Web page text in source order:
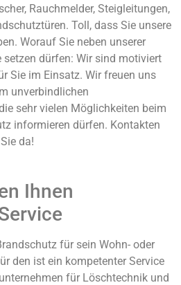
Rauchmelder, Steigleitungen,
Toll, dass Sie unsere
Worauf Sie neben unserer
setzen dürfen: Wir sind motiviert
Sie im Einsatz. Wir freuen uns
unverbindlichen
sehr vielen Möglichkeiten beim
informieren dürfen. Kontakten
da!
Ihnen
für sein Wohn- oder
den ist ein kompetenter Service
für Löschtechnik und